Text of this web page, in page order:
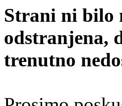
Strani ni bilo
odstranjena,
trenutno